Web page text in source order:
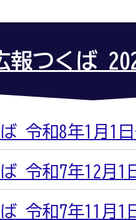
報つくば
令和8年1月1
令和7年12月1
令和7年11月1